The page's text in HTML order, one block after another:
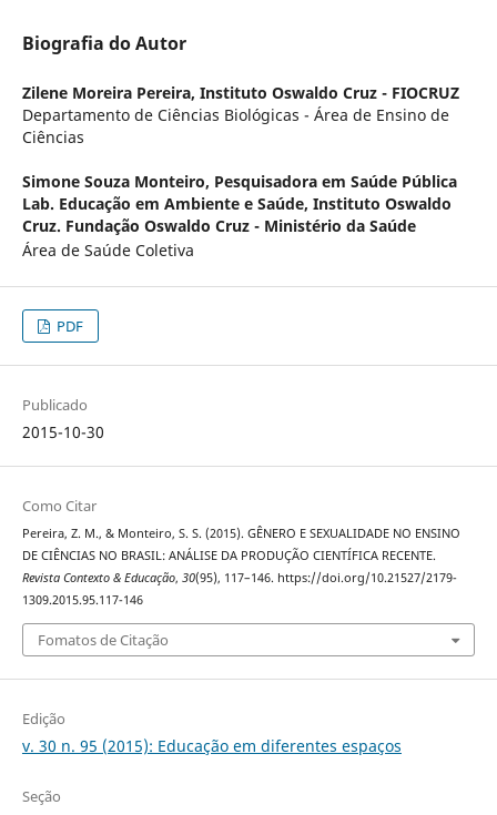
Biografia do Autor
Zilene Moreira Pereira, Instituto Oswaldo Cruz - FIOCRUZ
Departamento de Ciências Biológicas - Área de Ensino de
Ciências
Simone Souza Monteiro, Pesquisadora em Saúde Pública
Lab. Educação em Ambiente e Saúde, Instituto Oswaldo
Cruz. Fundação Oswaldo Cruz - Ministério da Saúde
Área de Saúde Coletiva
PDF
Publicado
2015-10-30
Como Citar
Pereira, Z. M., & Monteiro, S. S. (2015). GÊNERO E SEXUALIDADE NO ENSINO
DE CIÊNCIAS NO BRASIL: ANÁLISE DA PRODUÇÃO CIENTÍFICA RECENTE.
Revista Contexto & Educação, 30(95), 117–146. https://doi.org/10.21527/2179-
1309.2015.95.117-146
Fomatos de Citação
Edição
v. 30 n. 95 (2015): Educação em diferentes espaços
Seção